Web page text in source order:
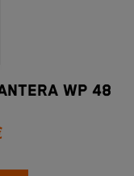
WP 48